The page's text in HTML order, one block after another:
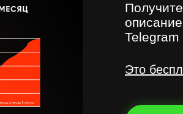
Получите
Это